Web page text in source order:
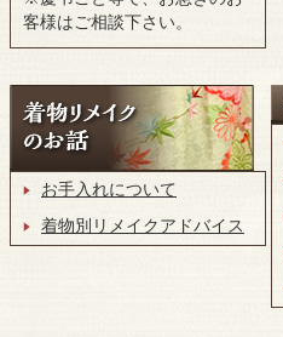
客様はご相談下さい。
お手入れについて
着物別リメイクアドバイス